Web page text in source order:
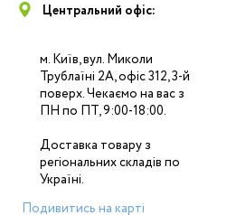
Центральний офіс:
м. Київ, вул. Миколи
Трублаїні 2А, офіс 312, 3-й
поверх. Чекаємо на вас з
ПН по ПТ, 9:00-18:00.
Доставка товару з
регіональних складів по
Україні.
Подивитись на карті